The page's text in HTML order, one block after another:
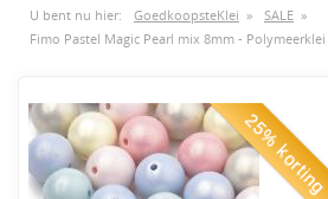
U bent nu hier: GoedkoopsteKlei » SALE »
Fimo Pastel Magic Pearl mix 8mm -
25%